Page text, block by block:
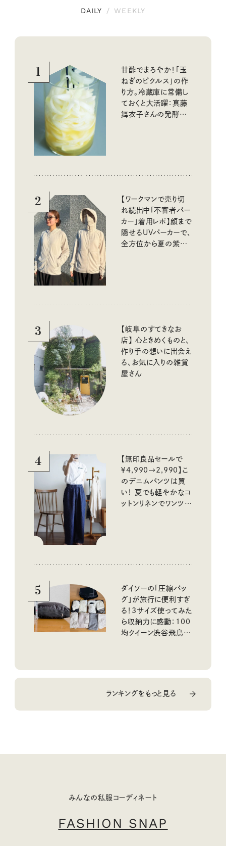
DAILY / WEEKLY
1
甘酢でまろやか！「玉
ねぎのピクルス」の作
り方。冷蔵庫に常備し
ておくと大活躍：真藤
舞衣子さんの発酵と
2
【ワークマンで売り切
れ続出中「不審者パー
カー」着用レポ】顔まで
隠せるUVパーカーで、
全方位から夏の紫外
3
【岐阜のすてきなお
店】 心ときめくものと、
作り手の想いに出会え
る、お気に入りの雑貨
屋さん
4
【無印良品セールで
￥4,990→2,990】こ
のデニムパンツは買
い！ 夏でも軽やかなコ
ットンリネンでワンツー
5
ダイソーの「圧縮バッ
グ」が旅行に便利すぎ
る！3サイズ使ってみた
ら収納力に感動：100
均クイーン渋谷飛鳥の
ランキングをもっと見る
みんなの私服コーディネート
FASHION SNAP